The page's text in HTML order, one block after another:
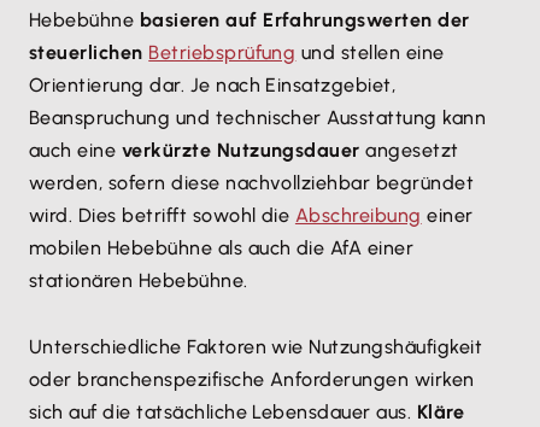
Hebebühne basieren auf Erfahrungswerten der
steuerlichen Betriebsprüfung und stellen eine
Orientierung dar. Je nach Einsatzgebiet,
Beanspruchung und technischer Ausstattung kann
auch eine verkürzte Nutzungsdauer angesetzt
werden, sofern diese nachvollziehbar begründet
wird. Dies betrifft sowohl die Abschreibung einer
mobilen Hebebühne als auch die AfA einer
stationären Hebebühne.
Unterschiedliche Faktoren wie Nutzungshäufigkeit
oder branchenspezifische Anforderungen wirken
sich auf die tatsächliche Lebensdauer aus. Kläre